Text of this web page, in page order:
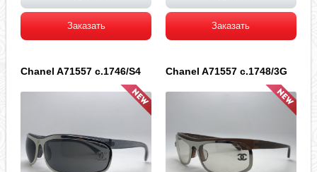
Заказать Заказать
Chanel A71557 c.1746/S4 Chanel A71557 c.1748/3G